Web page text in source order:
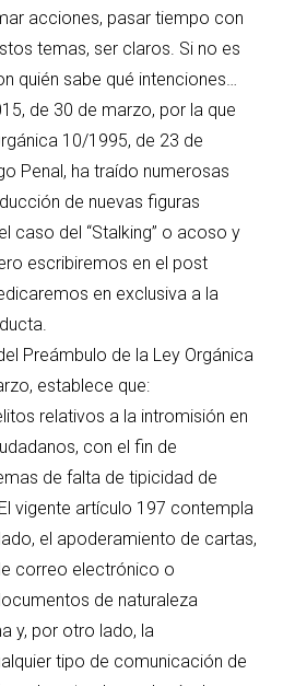
acciones, pasar tiempo con
temas, ser claros. Si no es
quién sabe qué intenciones…
de 30 de marzo, por la que
10/1995, de 23 de
Penal, ha traído numerosas
de nuevas figuras
caso del “Stalking” o acoso y
escribiremos en el post
en exclusiva a la
Preámbulo de la Ley Orgánica
establece que:
relativos a la intromisión en
con el fin de
de falta de tipicidad de
vigente artículo 197 contempla
el apoderamiento de cartas,
correo electrónico o
de naturaleza
y, por otro lado, la
tipo de comunicación de